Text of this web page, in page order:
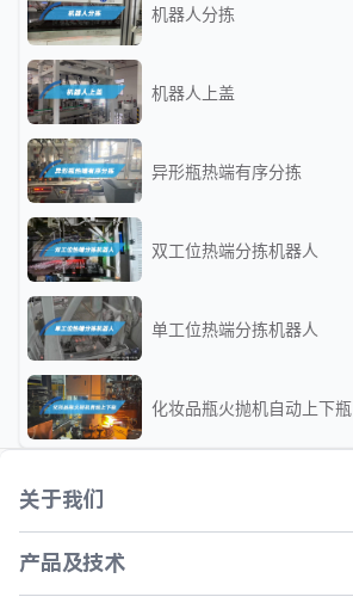
机器人分拣
机器人上盖
异形瓶热端有序分拣
双工位热端分拣机器人
单工位热端分拣机器人
化妆品瓶火抛机自动上下瓶
关于我们
产品及技术